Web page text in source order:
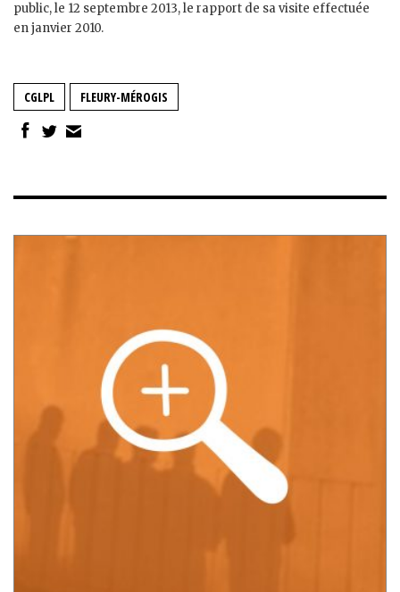
public, le 12 septembre 2013, le rapport de sa visite effectuée
en janvier 2010.
CGLPL FLEURY-MÉROGIS